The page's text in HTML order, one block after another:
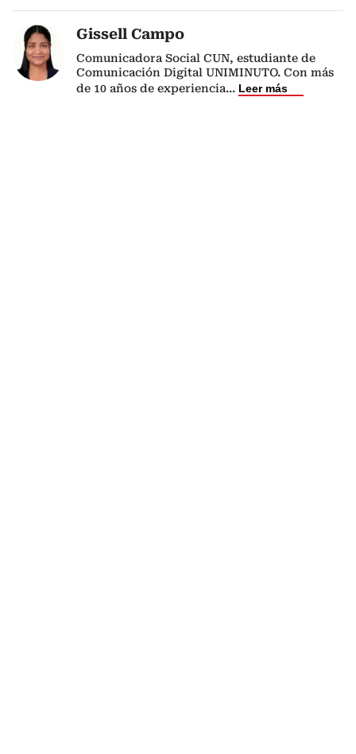
Gissell Campo
Comunicadora Social CUN, estudiante de
Comunicación Digital UNIMINUTO. Con más
de 10 años de experiencia... Leer más